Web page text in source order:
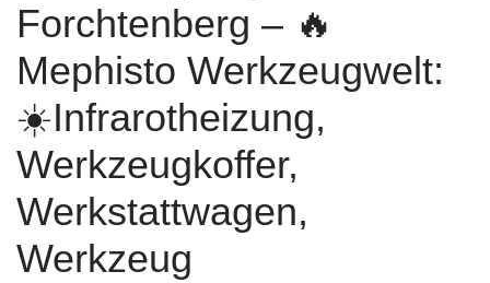
Forchtenberg – 🔥
Mephisto Werkzeugwelt:
☀️Infrarotheizung,
Werkzeugkoffer,
Werkstattwagen,
Werkzeug